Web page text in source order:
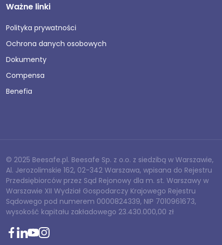
Ważne linki
Polityka prywatności
Ochrona danych osobowych
Dokumenty
Compensa
Benefia
© 2025 Beesafe.pl. Beesafe Sp. z o.o. z siedzibą w Warszawie,
Al. Jerozolimskie 162, 02-342 Warszawa, wpisana do Rejestru
Przedsiębiorców przez Sąd Rejonowy dla m. st. Warszawy w
Warszawie XII Wydział Gospodarczy Krajowego Rejestru
Sądowego pod numerem 0000824339, NIP 7010961673,
wysokość kapitału zakładowego 23.430.000,00 zł